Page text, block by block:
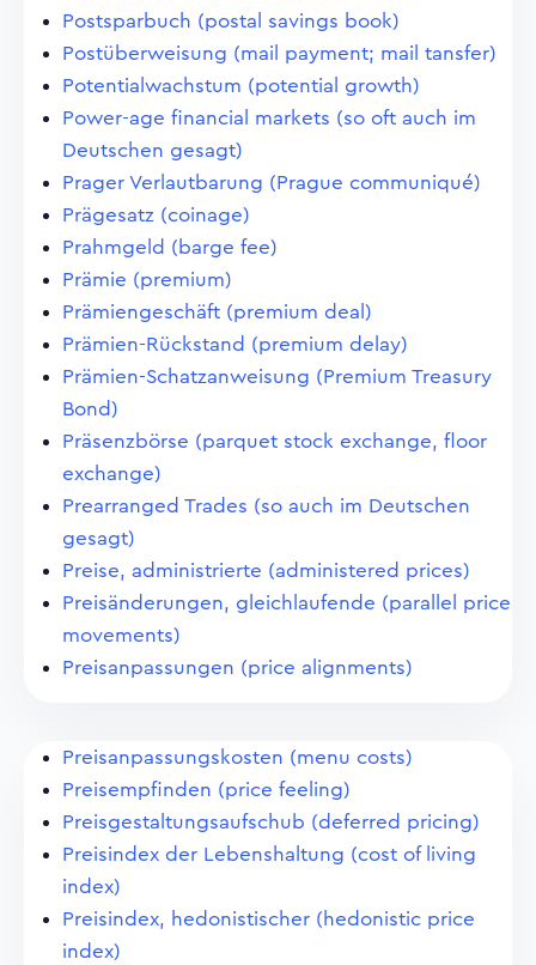
Postsparbuch (postal savings book)
Postüberweisung (mail payment; mail tansfer)
Potentialwachstum (potential growth)
Power-age financial markets (so oft auch im
Deutschen gesagt)
Prager Verlautbarung (Prague communiqué)
Prägesatz (coinage)
Prahmgeld (barge fee)
Prämie (premium)
Prämiengeschäft (premium deal)
Prämien-Rückstand (premium delay)
Prämien-Schatzanweisung (Premium Treasury
Bond)
Präsenzbörse (parquet stock exchange, floor
exchange)
Prearranged Trades (so auch im Deutschen
gesagt)
Preise, administrierte (administered prices)
Preisänderungen, gleichlaufende (parallel price
movements)
Preisanpassungen (price alignments)
Preisanpassungskosten (menu costs)
Preisempfinden (price feeling)
Preisgestaltungsaufschub (deferred pricing)
Preisindex der Lebenshaltung (cost of living
index)
Preisindex, hedonistischer (hedonistic price
index)